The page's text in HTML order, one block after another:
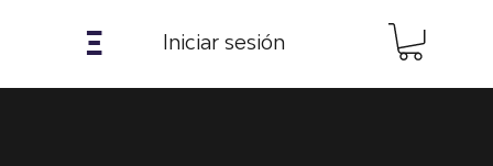
𝝣 Iniciar sesión